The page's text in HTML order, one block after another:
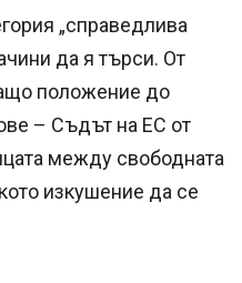
„справедлива
да я търси. От
положение до
– Съдът на ЕС от
между свободната
изкушение да се